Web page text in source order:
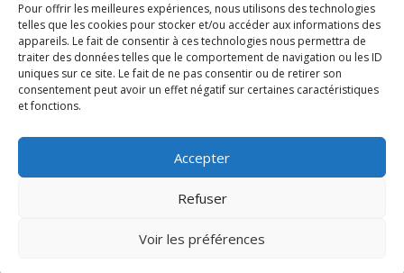
Pour offrir les meilleures expériences, nous utilisons des technologies
telles que les cookies pour stocker et/ou accéder aux informations des
appareils. Le fait de consentir à ces technologies nous permettra de
traiter des données telles que le comportement de navigation ou les ID
uniques sur ce site. Le fait de ne pas consentir ou de retirer son
consentement peut avoir un effet négatif sur certaines caractéristiques
et fonctions.
Accepter
Refuser
Voir les préférences
Rocknfool, n'hésite
pas à nous envoyer
tes chroniques de
concerts, de films,
séries ou des billets
d'humeur :
net